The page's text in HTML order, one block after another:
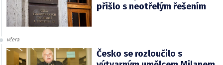
přišlo s neotřelým řešením
včera
Česko se rozloučilo s